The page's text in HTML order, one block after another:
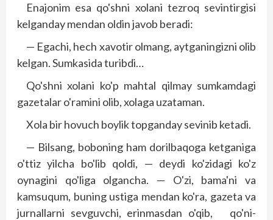
Enajonim esa qo'shni xolani tezroq sevintirgisi
kelganday mendan oldin javob beradi:
— Egachi, hech xavotir olmang, aytganingizni olib
kelgan. Sumkasida turibdi…
Qo'shni xolani ko'p mahtal qilmay sumkamdagi
gazetalar o'ramini olib, xolaga uzataman.
Xola bir hovuch boylik topganday sevinib ketadi.
— Bilsang, boboning ham dorilbaqoga ketganiga
o'ttiz yilcha bo'lib qoldi, — deydi ko'zidagi ko'z
oynagini qo'liga olgancha. — O'zi, bama'ni va
kamsuqum, buning ustiga mendan ko'ra, gazeta va
jurnallarni sevguvchi, erinmasdan o'qib, qo'ni-